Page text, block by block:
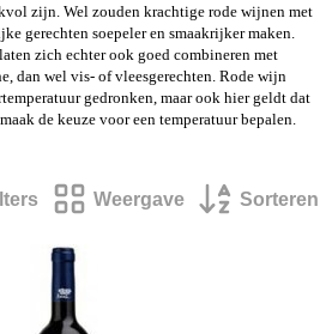
zijn. Wel zouden krachtige rode wijnen met
gerechten soepeler en smaakrijker maken.
zich echter ook goed combineren met
dan wel vis- of vleesgerechten. Rode wijn
gedronken, maar ook hier geldt dat
de keuze voor een temperatuur bepalen.
Weergave Sorteren